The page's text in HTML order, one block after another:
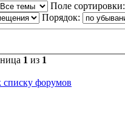
Поле сортировки:
Порядок:
1 из 1
списку форумов